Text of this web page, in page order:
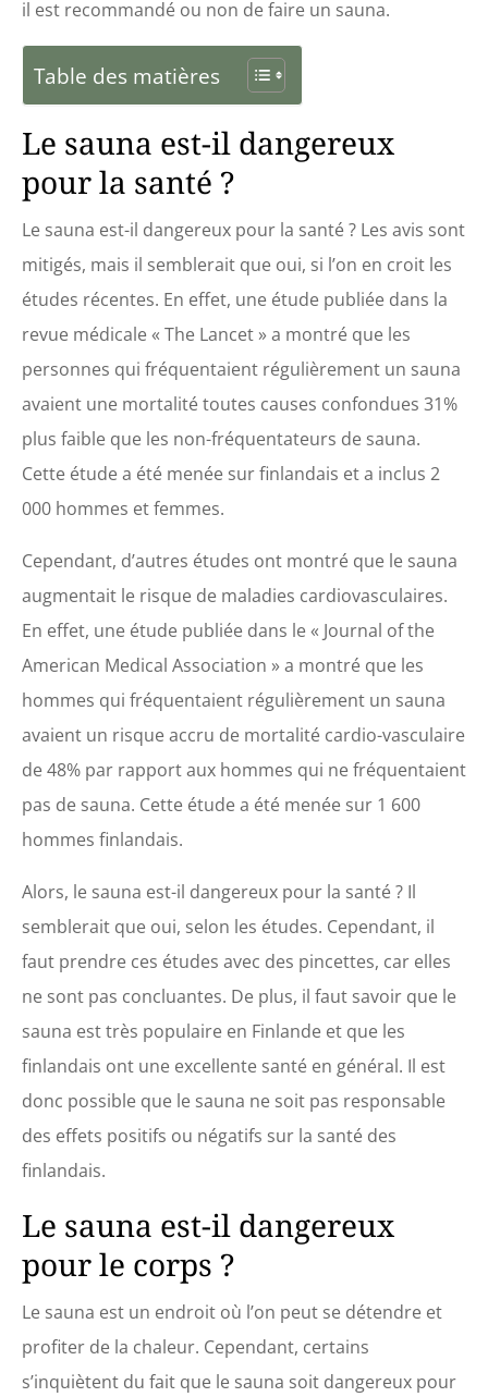
il est recommandé ou non de faire un sauna.
Table des matières
Le sauna est-il dangereux
pour la santé ?
Le sauna est-il dangereux pour la santé ? Les avis sont
mitigés, mais il semblerait que oui, si l’on en croit les
études récentes. En effet, une étude publiée dans la
revue médicale « The Lancet » a montré que les
personnes qui fréquentaient régulièrement un sauna
avaient une mortalité toutes causes confondues 31%
plus faible que les non-fréquentateurs de sauna.
Cette étude a été menée sur finlandais et a inclus 2
000 hommes et femmes.
Cependant, d’autres études ont montré que le sauna
augmentait le risque de maladies cardiovasculaires.
En effet, une étude publiée dans le « Journal of the
American Medical Association » a montré que les
hommes qui fréquentaient régulièrement un sauna
avaient un risque accru de mortalité cardio-vasculaire
de 48% par rapport aux hommes qui ne fréquentaient
pas de sauna. Cette étude a été menée sur 1 600
hommes finlandais.
Alors, le sauna est-il dangereux pour la santé ? Il
semblerait que oui, selon les études. Cependant, il
faut prendre ces études avec des pincettes, car elles
ne sont pas concluantes. De plus, il faut savoir que le
sauna est très populaire en Finlande et que les
finlandais ont une excellente santé en général. Il est
donc possible que le sauna ne soit pas responsable
des effets positifs ou négatifs sur la santé des
finlandais.
Le sauna est-il dangereux
pour le corps ?
Le sauna est un endroit où l’on peut se détendre et
profiter de la chaleur. Cependant, certains
s’inquiètent du fait que le sauna soit dangereux pour